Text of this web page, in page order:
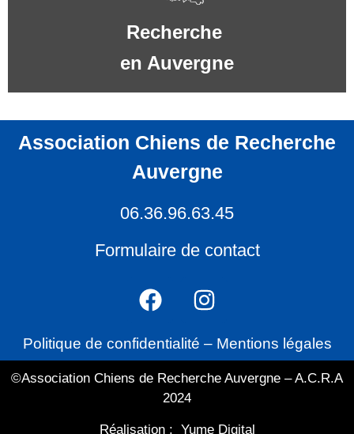
Recherche
en Auvergne
Association Chiens de Recherche
Auvergne
06.36.96.63.45
Formulaire de contact
Politique de confidentialité – Mentions légales
©Association Chiens de Recherche Auvergne – A.C.R.A
2024
Réalisation : Yume Digital